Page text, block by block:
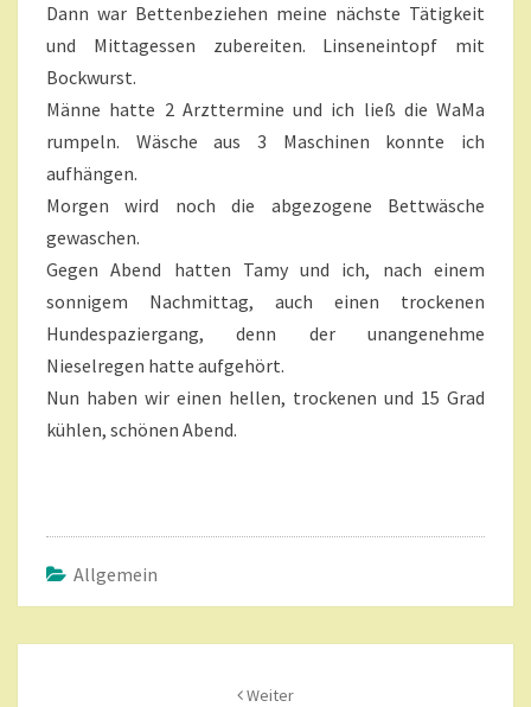
Dann war Bettenbeziehen meine nächste Tätigkeit
und Mittagessen zubereiten. Linseneintopf mit
Bockwurst.
Männe hatte 2 Arzttermine und ich ließ die WaMa
rumpeln. Wäsche aus 3 Maschinen konnte ich
aufhängen.
Morgen wird noch die abgezogene Bettwäsche
gewaschen.
Gegen Abend hatten Tamy und ich, nach einem
sonnigem Nachmittag, auch einen trockenen
Hundespaziergang, denn der unangenehme
Nieselregen hatte aufgehört.
Nun haben wir einen hellen, trockenen und 15 Grad
kühlen, schönen Abend.
Allgemein
Weiter